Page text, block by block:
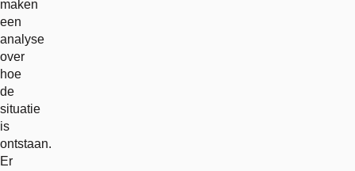
maken
een
analyse
over
hoe
de
situatie
is
ontstaan.
Er